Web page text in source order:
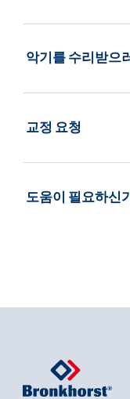
악기를 수리받으
교정 요청
도움이 필요하신